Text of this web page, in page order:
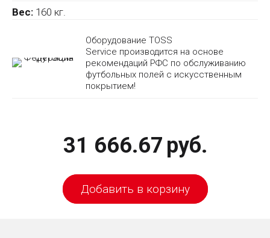
Вес: 160 кг.
Оборудование TOSS
Service производится на основе
рекомендаций РФС по обслуживанию
футбольных полей с искусственным
покрытием!
руб.
31 666.67
Добавить в корзину